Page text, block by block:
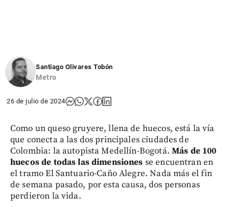
Santiago Olivares Tobón
Metro
26 de julio de 2024
Como un queso gruyere, llena de huecos, está la vía
que conecta a las dos principales ciudades de
Colombia: la autopista Medellín-Bogotá. Más de 100
huecos de todas las dimensiones se encuentran en
el tramo El Santuario-Caño Alegre. Nada más el fin
de semana pasado, por esta causa, dos personas
perdieron la vida.